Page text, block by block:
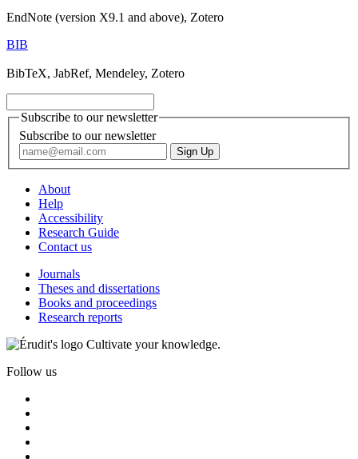
EndNote (version X9.1 and above), Zotero
BIB
BibTeX, JabRef, Mendeley, Zotero
Subscribe to our newsletter
Subscribe to our newsletter
About
Help
Accessibility
Research Guide
Contact us
Journals
Theses and dissertations
Books and proceedings
Research reports
Cultivate your knowledge.
Follow us